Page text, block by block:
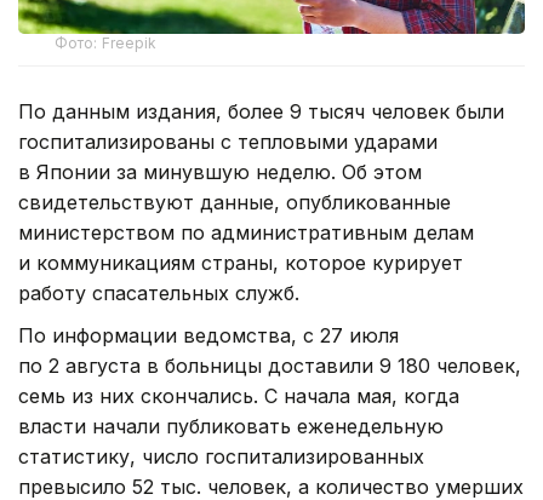
Фото: Freepik
По данным издания, более 9 тысяч человек были
госпитализированы с тепловыми ударами
в Японии за минувшую неделю. Об этом
свидетельствуют данные, опубликованные
министерством по административным делам
и коммуникациям страны, которое курирует
работу спасательных служб.
По информации ведомства, с 27 июля
по 2 августа в больницы доставили 9 180 человек,
семь из них скончались. С начала мая, когда
власти начали публиковать еженедельную
статистику, число госпитализированных
превысило 52 тыс. человек, а количество умерших